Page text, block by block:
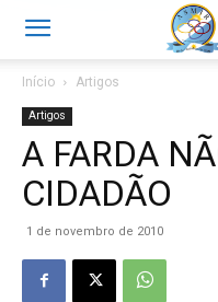
Início Artigos
Artigos
A FARDA
CIDADÃO
1 de novembro de 2010